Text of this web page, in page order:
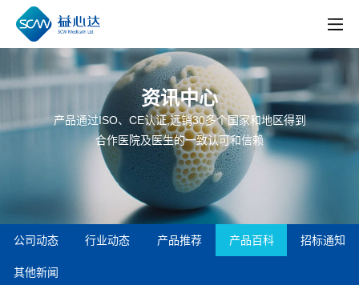
资讯中心
产品通过ISO、CE认证,远销30多个国家和地区得到
合作医院及医生的一致认可和信赖
公司动态 行业动态 产品推荐 产品百科 招标通知
其他新闻